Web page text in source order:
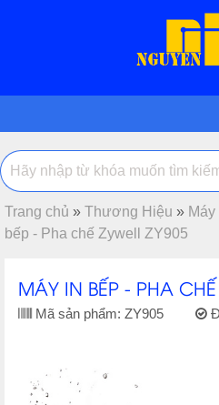
Trang chủ » Thương Hiệu »
bếp - Pha chế Zywell ZY905
MÁY IN BẾP - PHA CHẾ
Mã sản phẩm: ZY905